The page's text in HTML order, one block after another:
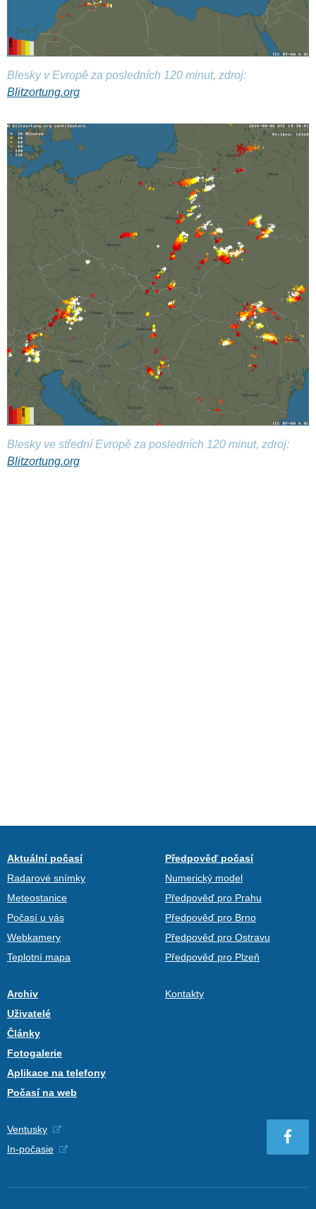
Blesky v Evropě za posledních 120 minut, zdroj:
Blitzortung.org
Blesky ve střední Evropě za posledních 120 minut, zdroj:
Blitzortung.org
Aktuální počasí
Radarové snímky
Meteostanice
Počasí u vás
Webkamery
Teplotní mapa
Předpověď počasí
Numerický model
Předpověď pro Prahu
Předpověď pro Brno
Předpověď pro Ostravu
Předpověď pro Plzeň
Archiv
Uživatelé
Články
Fotogalerie
Aplikace na telefony
Počasí na web
Kontakty
Ventusky
In-počasie